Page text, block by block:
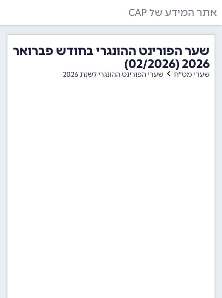
אתר המידע של CAP
שער הפורינט ההונגרי בחודש פברואר
2026 (02/2026)
שערי מט"ח שערי הפורינט ההונגרי לשנת 2026